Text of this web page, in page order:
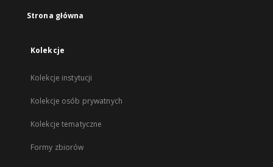
Strona główna
Kolekcje
Kolekcje instytucji
Kolekcje osób prywatnych
Kolekcje tematyczne
Formy zbiorów